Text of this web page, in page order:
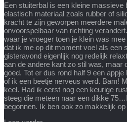
Een stuiterbal is een kleine massieve
elastisch materiaal zoals rubber of
kracht te zijn geworpen meerdere
onvoorspelbaar van richting
waar je vroeger toen je klein was
dat ik me op dit moment voel als een
gisteravond eigenlijk nog redelijk
aan de andere kant zo stil was, maar
goed. Tot er dus rond half 9 een
of ik een beetje nerveus werd. Bam!
keel. Had ik eerst nog een keurige
steeg die meteen naar een dikke
begonnen. Ik ben ook zo makkelijk